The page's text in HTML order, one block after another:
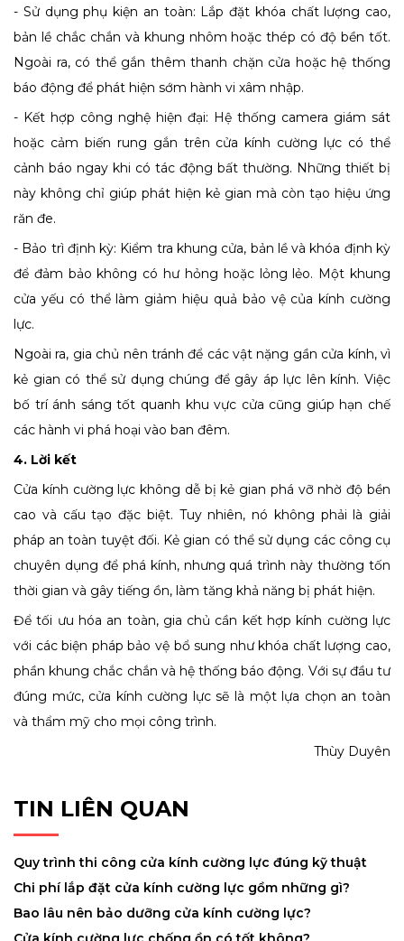
- Sử dụng phụ kiện an toàn: Lắp đặt khóa chất lượng cao,
bản lề chắc chắn và khung nhôm hoặc thép có độ bền tốt.
Ngoài ra, có thể gắn thêm thanh chặn cửa hoặc hệ thống
báo động để phát hiện sớm hành vi xâm nhập.
- Kết hợp công nghệ hiện đại: Hệ thống camera giám sát
hoặc cảm biến rung gắn trên cửa kính cường lực có thể
cảnh báo ngay khi có tác động bất thường. Những thiết bị
này không chỉ giúp phát hiện kẻ gian mà còn tạo hiệu ứng
răn đe.
- Bảo trì định kỳ: Kiểm tra khung cửa, bản lề và khóa định kỳ
để đảm bảo không có hư hỏng hoặc lỏng lẻo. Một khung
cửa yếu có thể làm giảm hiệu quả bảo vệ của kính cường
lực.
Ngoài ra, gia chủ nên tránh để các vật nặng gần cửa kính, vì
kẻ gian có thể sử dụng chúng để gây áp lực lên kính. Việc
bố trí ánh sáng tốt quanh khu vực cửa cũng giúp hạn chế
các hành vi phá hoại vào ban đêm.
4. Lời kết
Cửa kính cường lực không dễ bị kẻ gian phá vỡ nhờ độ bền
cao và cấu tạo đặc biệt. Tuy nhiên, nó không phải là giải
pháp an toàn tuyệt đối. Kẻ gian có thể sử dụng các công cụ
chuyên dụng để phá kính, nhưng quá trình này thường tốn
thời gian và gây tiếng ồn, làm tăng khả năng bị phát hiện.
Để tối ưu hóa an toàn, gia chủ cần kết hợp kính cường lực
với các biện pháp bảo vệ bổ sung như khóa chất lượng cao,
phần khung chắc chắn và hệ thống báo động. Với sự đầu tư
đúng mức, cửa kính cường lực sẽ là một lựa chọn an toàn
và thẩm mỹ cho mọi công trình.
Thùy Duyên
TIN LIÊN QUAN
Quy trình thi công cửa kính cường lực đúng kỹ thuật
Chi phí lắp đặt cửa kính cường lực gồm những gì?
Bao lâu nên bảo dưỡng cửa kính cường lực?